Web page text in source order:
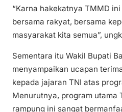
“Karna hakekatnya TMMD
bersama rakyat, bersama
masyarakat kita semua”,
Sementara itu Wakil Bupati
menyampaikan ucapan
kepada jajaran TNI atas
Menurutnya, program utama
rampung ini sangat